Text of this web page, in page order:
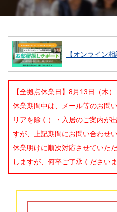
【オンライン
【全拠点休業日】8月13日（木
休業期間中は、メール等のお問
リアを除く）・入居のご案内が
すが、上記期間にお問い合わせ
休業明けに順次対応させていた
しますが、何卒ご了承ください